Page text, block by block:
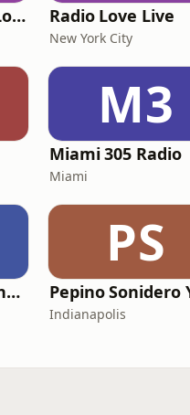
Big R Radio - The Love Channel Radio Love Live
New York City
M3
Miami 305 Radio
Miami
113.FM Lover's Lane (Love Songs)
PS
Indianapolis